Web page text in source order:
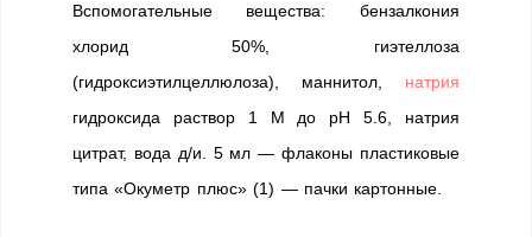
Вспомогательные вещества: бензалкония
хлорид 50%, гиэтеллоза
(гидроксиэтилцеллюлоза), маннитол, натрия
гидроксида раствор 1 М до рН 5.6, натрия
цитрат, вода д/и. 5 мл — флаконы пластиковые
типа «Окуметр плюс» (1) — пачки картонные.